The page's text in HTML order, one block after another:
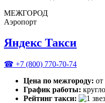
МЕЖГОРОД
Аэропорт
Яндекс Такси
☎ +7 (800) 770-70-74
Цена по межгороду:
График работы:
Рейтинг такси: